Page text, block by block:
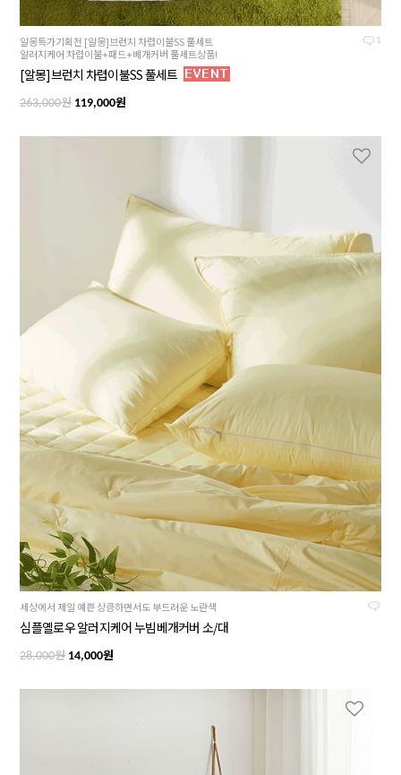
1
알몽특가기획전 [알몽]브런치 차렵이불SS 풀세트
알러지케어 차렵이불+패드+베개커버 풀세트상품!
[알몽]브런치 차렵이불SS 풀세트
263,000원119,000원
세상에서 제일 예쁜 상큼하면서도 부드러운 노란색
심플옐로우 알러지케어 누빔베개커버 소/대
28,000원14,000원